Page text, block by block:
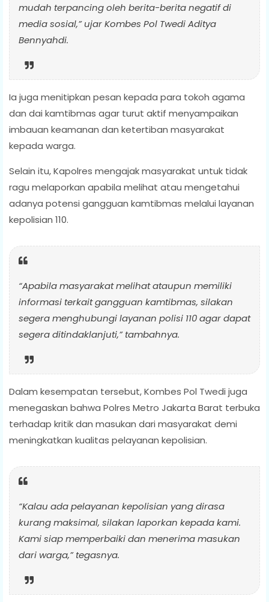
mudah terpancing oleh berita-berita negatif di
media sosial,” ujar Kombes Pol Twedi Aditya
Bennyahdi.
Ia juga menitipkan pesan kepada para tokoh agama
dan dai kamtibmas agar turut aktif menyampaikan
imbauan keamanan dan ketertiban masyarakat
kepada warga.
Selain itu, Kapolres mengajak masyarakat untuk tidak
ragu melaporkan apabila melihat atau mengetahui
adanya potensi gangguan kamtibmas melalui layanan
kepolisian 110.
“Apabila masyarakat melihat ataupun memiliki
informasi terkait gangguan kamtibmas, silakan
segera menghubungi layanan polisi 110 agar dapat
segera ditindaklanjuti,” tambahnya.
Dalam kesempatan tersebut, Kombes Pol Twedi juga
menegaskan bahwa Polres Metro Jakarta Barat terbuka
terhadap kritik dan masukan dari masyarakat demi
meningkatkan kualitas pelayanan kepolisian.
“Kalau ada pelayanan kepolisian yang dirasa
kurang maksimal, silakan laporkan kepada kami.
Kami siap memperbaiki dan menerima masukan
dari warga,” tegasnya.